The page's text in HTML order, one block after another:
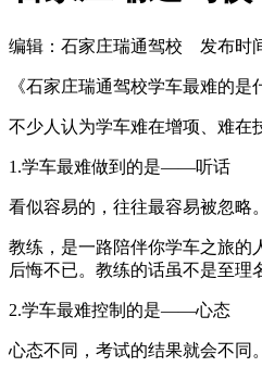
编辑：石家庄瑞通驾校 发布时
《石家庄瑞通驾校学车最难的
不少人认为学车难在增项、难
1.学车最难做到的是——听话
看似容易的，往往最容易被忽略。
教练，是一路陪伴你学车之旅的
后悔不已。教练的话虽不是至理
2.学车最难控制的是——心态
心态不同，考试的结果就会不同。